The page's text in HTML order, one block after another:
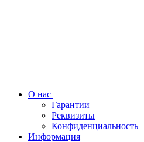
О нас
Гарантии
Реквизиты
Конфиденциальность
Информация